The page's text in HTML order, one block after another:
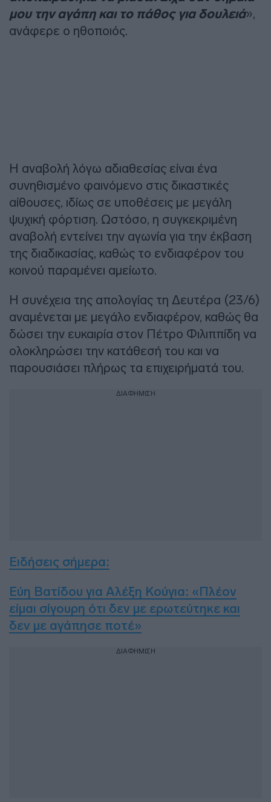
μου την αγάπη και το πάθος για δουλειά»,
ανάφερε ο ηθοποιός.
Η αναβολή λόγω αδιαθεσίας είναι ένα
συνηθισμένο φαινόμενο στις δικαστικές
αίθουσες, ιδίως σε υποθέσεις με μεγάλη
ψυχική φόρτιση. Ωστόσο, η συγκεκριμένη
αναβολή εντείνει την αγωνία για την έκβαση
της διαδικασίας, καθώς το ενδιαφέρον του
κοινού παραμένει αμείωτο.
Η συνέχεια της απολογίας τη Δευτέρα (23/6)
αναμένεται με μεγάλο ενδιαφέρον, καθώς θα
δώσει την ευκαιρία στον Πέτρο Φιλιππίδη να
ολοκληρώσει την κατάθεσή του και να
παρουσιάσει πλήρως τα επιχειρήματά του.
ΔΙΑΦΗΜΙΣΗ
Ειδήσεις σήμερα:
Εύη Βατίδου για Αλέξη Κούγια: «Πλέον
είμαι σίγουρη ότι δεν με ερωτεύτηκε και
δεν με αγάπησε ποτέ»
ΔΙΑΦΗΜΙΣΗ